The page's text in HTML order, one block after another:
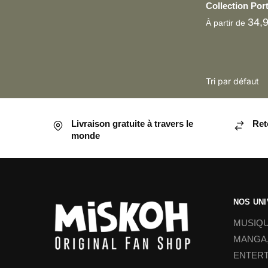
Collection
À partir de
produit
a
variations.
options
choisies
Livraison gratuite à travers le
monde
NOS